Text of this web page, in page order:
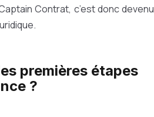
Contrat, c’est donc devenu
premières étapes
?